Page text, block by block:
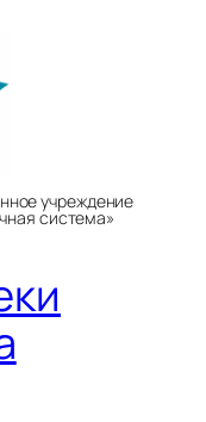
учреждение
система»